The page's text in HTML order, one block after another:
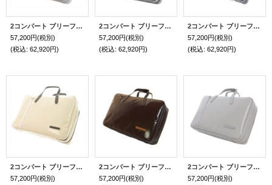
2コンパート ブリーフケース「Deniro 2/wf」（オーボエ・フルート・クラリネット対応）オフホワイトスペシャルコーティング / ピンク
57,200円(税別)
(税込: 62,920円)
2コンパート ブリーフケース「Deniro 2/wf」（オーボエ・フルート・クラリネット対応）マットライトグレー / 紺
57,200円(税別)
(税込: 62,920円)
2コンパート ブリーフケース「Deniro 2/wf」（オーボエ・フルート・クラリネット対応）ディープブルー / アイボリー
57,200円(税別)
(税込: 62,920円)
2コンパート ブリーフケース「Deniro 2/wf」（オーボエ・フルート・クラリネット対応）アイボリー / ホワイト
57,200円(税別)
2コンパート ブリーフケース「Deniro 2/wf」（オーボエ・フルート・クラリネット対応）チョコ / キャメルエンブレム
57,200円(税別)
2コンパート ブリーフケース「Deniro 2/wf」（オーボエ・フルート・クラリネット対応）マットライトグレー / グレー
57,200円(税別)